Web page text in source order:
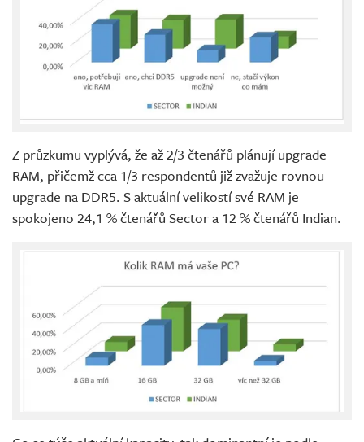
Z průzkumu vyplývá, že až 2/3 čtenářů plánují upgrade
RAM, přičemž cca 1/3 respondentů již zvažuje rovnou
upgrade na DDR5. S aktuální velikostí své RAM je
spokojeno 24,1 % čtenářů Sector a 12 % čtenářů Indian.